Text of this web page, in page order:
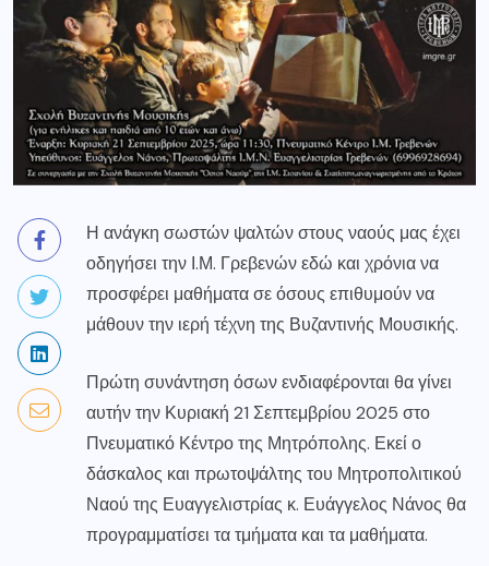
Η ανάγκη σωστών ψαλτών στους ναούς μας έχει
οδηγήσει την Ι.Μ. Γρεβενών εδώ και χρόνια να
προσφέρει μαθήματα σε όσους επιθυμούν να
μάθουν την ιερή τέχνη της Βυζαντινής Μουσικής.
Πρώτη συνάντηση όσων ενδιαφέρονται θα γίνει
αυτήν την Κυριακή 21 Σεπτεμβρίου 2025 στο
Πνευματικό Κέντρο της Μητρόπολης. Εκεί ο
δάσκαλος και πρωτοψάλτης του Μητροπολιτικού
Ναού της Ευαγγελιστρίας κ. Ευάγγελος Νάνος θα
προγραμματίσει τα τμήματα και τα μαθήματα.